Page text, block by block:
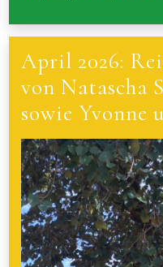
April 2026:
von Natascha
sowie Yvonne